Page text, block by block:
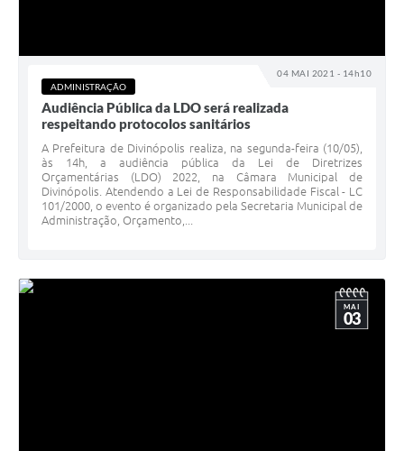
04 MAI 2021 - 14h10
ADMINISTRAÇÃO
Audiência Pública da LDO será realizada
respeitando protocolos sanitários
A Prefeitura de Divinópolis realiza, na segunda-feira (10/05),
às 14h, a audiência pública da Lei de Diretrizes
Orçamentárias (LDO) 2022, na Câmara Municipal de
Divinópolis. Atendendo a Lei de Responsabilidade Fiscal - LC
101/2000, o evento é organizado pela Secretaria Municipal de
Administração, Orçamento,...
MAI
03